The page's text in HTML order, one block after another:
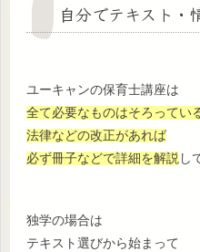
自分でテキスト・
ユーキャンの保育士講座は
全て必要なものはそろってい
法律などの改正があれば
必ず冊子などで詳細を解説 し
独学の場合は
テキスト選びから始まって